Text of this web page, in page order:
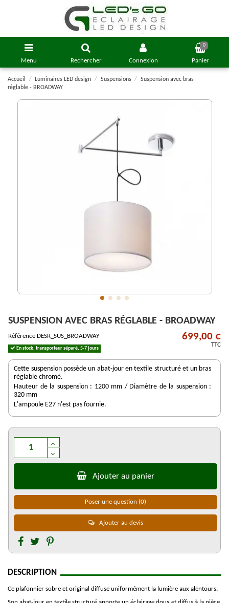
Menu Rechercher Connexion
0
Panier
Accueil Luminaires LED design Suspensions
Suspension avec bras
réglable - BROADWAY
SUSPENSION AVEC BRAS RÉGLABLE - BROADWAY
Référence DESR_SUS_BROADWAY
En stock, transporteur séparé, 5-7 jours
699,00 €
TTC
Cette suspension possède un abat-jour en textile structuré et un bras
réglable chromé.
Hauteur de la suspension : 1200 mm / Diamètre de la suspension :
320 mm
L'ampoule E27 n'est pas fournie.
Ajouter au panier
Poser une question (0)
Ajouter au devis
DESCRIPTION
Ce plafonnier sobre et original diffuse uniformément la lumière aux alentours.